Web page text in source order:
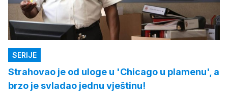
SERIJE
Strahovao je od uloge u 'Chicago u plamenu', a
brzo je svladao jednu vještinu!